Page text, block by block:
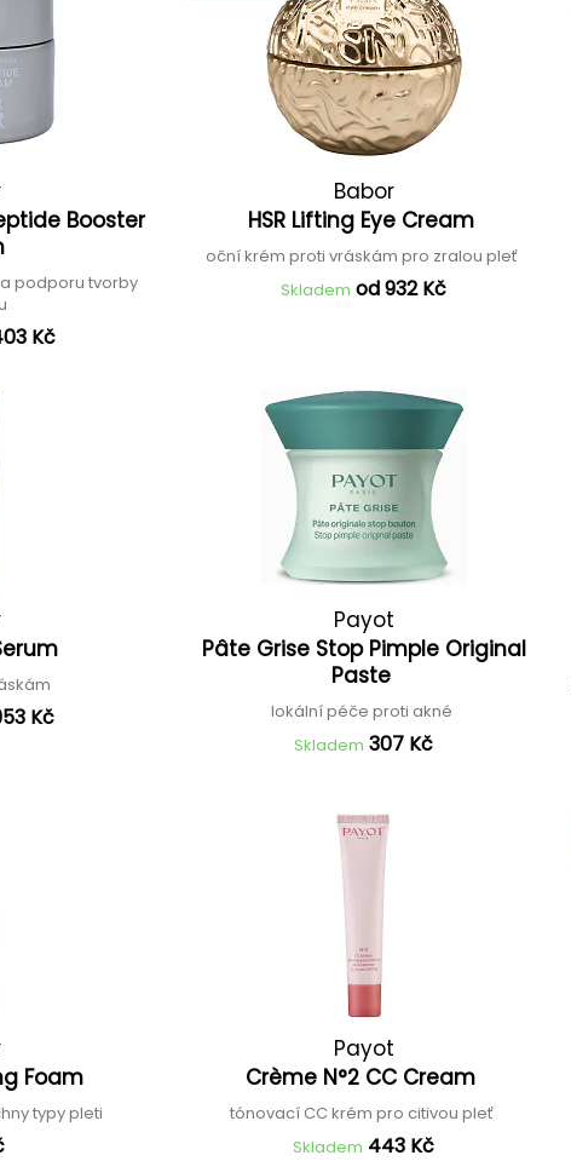
Booster
podporu tvorby
Kč
Babor
HSR Lifting Eye Cream
oční krém proti vráskám pro zralou pleť
Skladem od 932 Kč
Kč
Payot
Pâte Grise Stop Pimple Original
Paste
lokální péče proti akné
Skladem 307 Kč
Foam
typy pleti
Payot
Crème N°2 CC Cream
tónovací CC krém pro citivou pleť
Skladem 443 Kč